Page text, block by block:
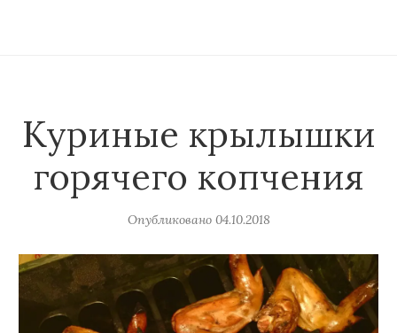
Куриные крылышки
горячего копчения
Опубликовано 04.10.2018